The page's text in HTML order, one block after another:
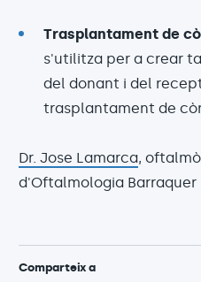
Trasplantament de
s'utilitza per a crear
del donant i del
trasplantament de
Dr. Jose Lamarca,
d'Oftalmologia Barraquer
Comparteix a